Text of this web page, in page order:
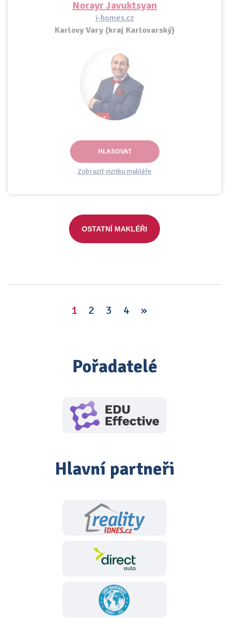
Norayr Javuktsyan
i-homes.cz
Karlovy Vary (kraj Karlovarský)
HLASOVAT
Zobrazit vizitku makléře
OSTATNÍ MAKLÉŘI
1 2 3 4 »
Pořadatelé
Hlavní partneři